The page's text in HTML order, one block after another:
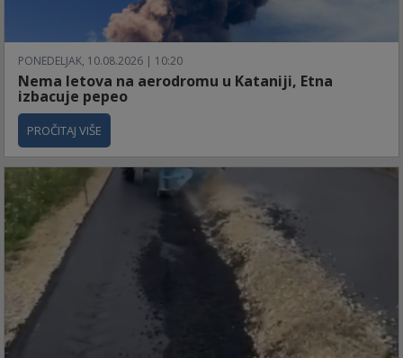
PONEDELJAK, 10.08.2026 | 10:20
Nema letova na aerodromu u Kataniji, Etna
izbacuje pepeo
PROČITAJ VIŠE